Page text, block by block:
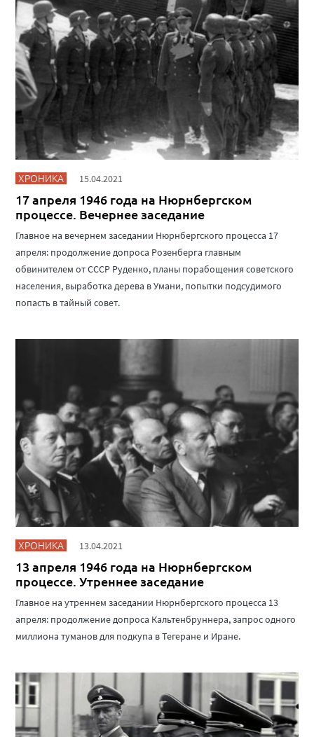
ХРОНИКА 15.04.2021
17 апреля 1946 года на Нюрнбергском
процессе. Вечернее заседание
Главное на вечернем заседании Нюрнбергского процесса 17
апреля: продолжение допроса Розенберга главным
обвинителем от СССР Руденко, планы порабощения советского
населения, выработка дерева в Умани, попытки подсудимого
попасть в тайный совет.
ХРОНИКА 13.04.2021
13 апреля 1946 года на Нюрнбергском
процессе. Утреннее заседание
Главное на утреннем заседании Нюрнбергского процесса 13
апреля: продолжение допроса Кальтенбруннера, запрос одного
миллиона туманов для подкупа в Тегеране и Иране.